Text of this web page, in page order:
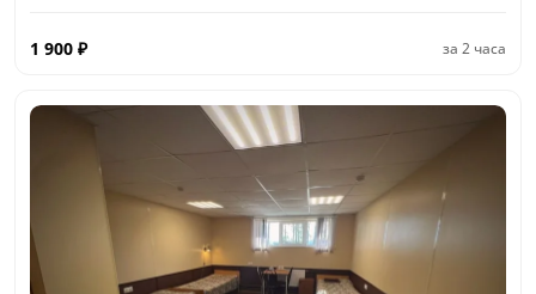
1 900 ₽ за 2 часа